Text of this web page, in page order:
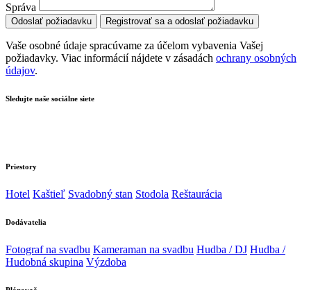
Správa
Odoslať požiadavku Registrovať sa a odoslať požiadavku
Vaše osobné údaje spracúvame za účelom vybavenia Vašej
požiadavky. Viac informácií nájdete v zásadách ochrany osobných
údajov.
Sledujte naše sociálne siete
Priestory
Hotel Kaštieľ Svadobný stan Stodola Reštaurácia
Dodávatelia
Fotograf na svadbu Kameraman na svadbu Hudba / DJ Hudba /
Hudobná skupina Výzdoba